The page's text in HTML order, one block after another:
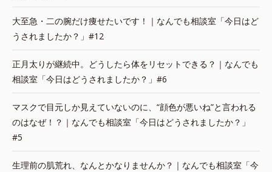
大至急・二の腕だけ痩せたいです！｜なんでも相談室「今日はど
うされましたか？」#12
正月太りが継続中。どうしたら体をリセットできる？｜なんでも
相談室「今日はどうされましたか？」#6
マスクで目元しか見えていないのに、“顔色が悪いね”と言われる
のはなぜ！？｜なんでも相談室「今日はどうされましたか？」
#5
生理前の肌荒れ、なんとかなりませんか？｜なんでも相談室「今